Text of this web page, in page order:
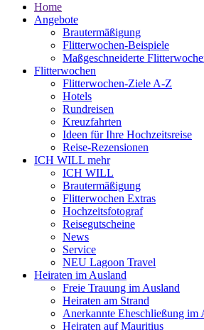
Home
Angebote
Brautermäßigung
Flitterwochen-Beispiele
Maßgeschneiderte
Flitterwochen
Flitterwochen-Ziele A-Z
Hotels
Rundreisen
Kreuzfahrten
Ideen für Ihre Hochzeitsreise
Reise-Rezensionen
ICH WILL mehr
ICH WILL
Brautermäßigung
Flitterwochen Extras
Hochzeitsfotograf
Reisegutscheine
News
Service
NEU Lagoon Travel
Heiraten im Ausland
Freie Trauung im Ausland
Heiraten am Strand
Anerkannte Eheschließung im
Heiraten auf Mauritius